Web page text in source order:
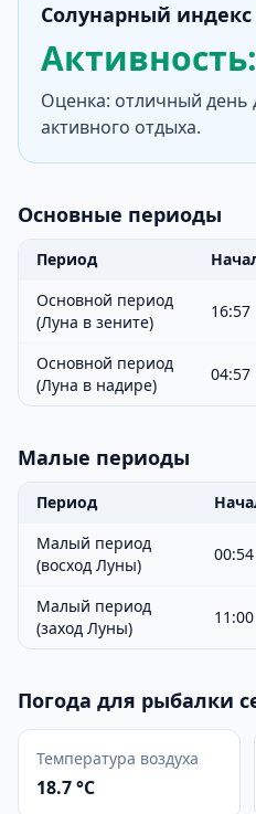
Солунарный индекс
Оценка: отличный день
активного отдыха.
Основные периоды
Период
Основной период
(Луна в зените)
16:57
Основной период
(Луна в надире)
04:57
Малые периоды
Период
Малый период
(восход Луны)
00:54
Малый период
(заход Луны)
11:00
Погода для рыбалки
Температура воздуха
18.7 °C